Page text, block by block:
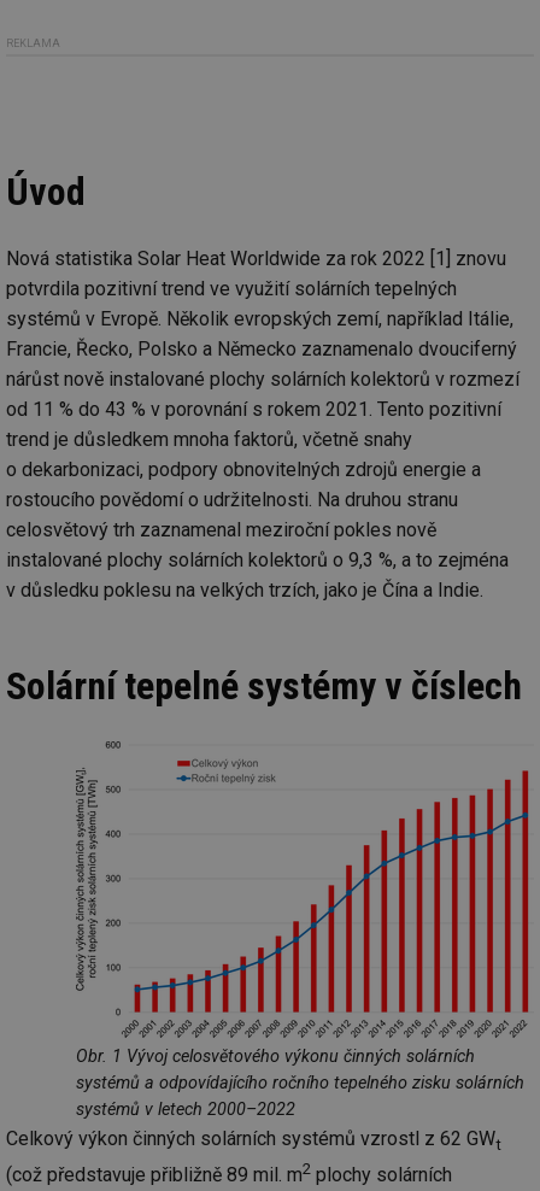
REKLAMA
Úvod
Nová statistika Solar Heat Worldwide za rok 2022 [1] znovu
potvrdila pozitivní trend ve využití solárních tepelných
systémů v Evropě. Několik evropských zemí, například Itálie,
Francie, Řecko, Polsko a Německo zaznamenalo dvouciferný
nárůst nově instalované plochy solárních kolektorů v rozmezí
od 11 % do 43 % v porovnání s rokem 2021. Tento pozitivní
trend je důsledkem mnoha faktorů, včetně snahy
o dekarbonizaci, podpory obnovitelných zdrojů energie a
rostoucího povědomí o udržitelnosti. Na druhou stranu
celosvětový trh zaznamenal meziroční pokles nově
instalované plochy solárních kolektorů o 9,3 %, a to zejména
v důsledku poklesu na velkých trzích, jako je Čína a Indie.
Solární tepelné systémy v číslech
Obr. 1 Vývoj celosvětového výkonu činných solárních
systémů a odpovídajícího ročního tepelného zisku solárních
systémů v letech 2000–2022
Celkový výkon činných solárních systémů vzrostl z 62 GWt
(což představuje přibližně 89 mil. m2 plochy solárních